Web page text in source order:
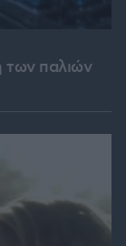
των παλιών